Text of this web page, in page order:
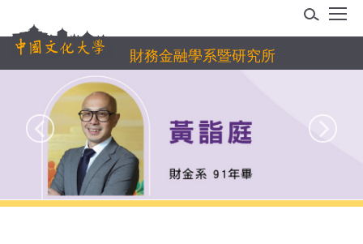
到
主
要
財務金融學系暨研究所